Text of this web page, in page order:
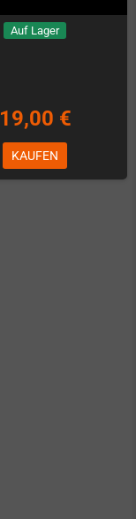
Auf Lager
19,00 €
KAUFEN